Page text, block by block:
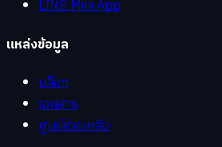
LINE Mini App
แหล่งข้อมูล
บล็อก
เอกสาร
ศูนย์ช่วยเหลือ